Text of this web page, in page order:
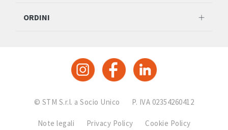
ORDINI
© STM S.r.l. a Socio Unico P. IVA 02354260412
Note legali Privacy Policy Cookie Policy